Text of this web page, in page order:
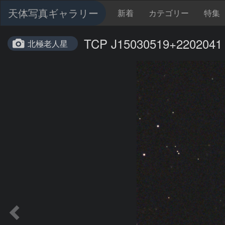
天体写真ギャラリー 新着 カテゴリー 特集
北極老人星 TCP J15030519+2202041